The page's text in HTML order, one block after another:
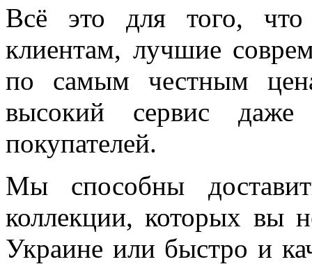
Всё это для того,
клиентам, лучшие
по самым честным
высокий сервис даже
покупателей.
Мы способны
коллекции, которых вы
Украине или быстро и